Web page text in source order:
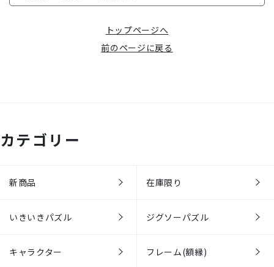
トップページへ
前のページに戻る
カテゴリー
新商品 在庫限り
いきいきパズル ジグソーパズル
キャラクター フレーム(額縁)